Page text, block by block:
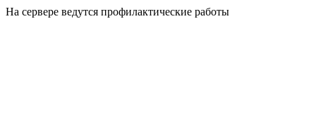
На сервере ведутся профилактические работы